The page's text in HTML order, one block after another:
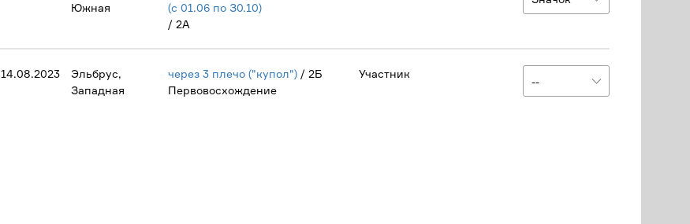
Южная
(с 01.06 по З0.10)
/ 2А
14.08.2023
Эльбрус,
Западная
через 3 плечо ("купол") / 2Б
Первовосхождение
Участник